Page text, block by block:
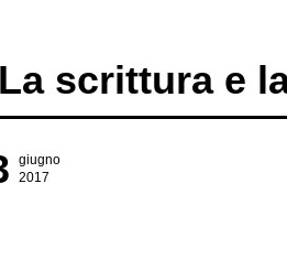
scrittura e
giugno
2017